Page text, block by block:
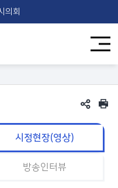
의회
시정현장(영상)
방송인터뷰